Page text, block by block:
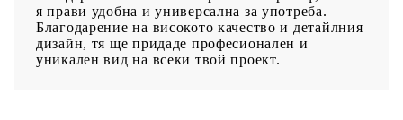
я прави удобна и универсална за употреба.
Благодарение на високото качество и детайлния
дизайн, тя ще придаде професионален и
уникален вид на всеки твой проект.